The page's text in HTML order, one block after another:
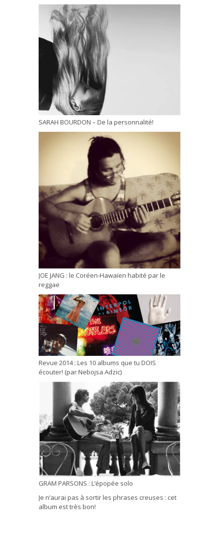
SARAH BOURDON – De la personnalité!
JOE JANG : le Coréen-Hawaïen habité par le
reggae
Revue 2014 : Les 10 albums que tu DOIS
écouter! (par Nebojsa Adzic)
GRAM PARSONS : L’épopée solo
Je n’aurai pas à sortir les phrases creuses : cet
album est très bon!